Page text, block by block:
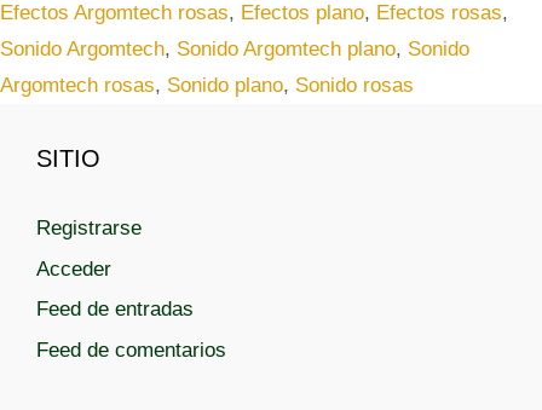
o
r
í
u
e
t
Efectos Argomtech rosas, Efectos plano, Efectos rosas,
Sonido Argomtech, Sonido Argomtech plano, Sonido
Argomtech rosas, Sonido plano, Sonido rosas
SITIO
Registrarse
Acceder
Feed de entradas
Feed de comentarios